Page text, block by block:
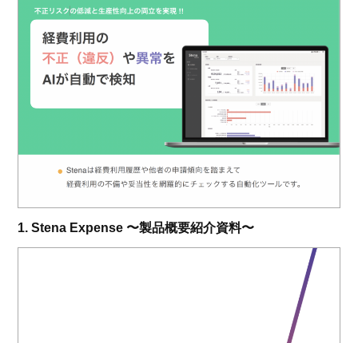
1. Stena Expense 〜製品概要紹介資料〜